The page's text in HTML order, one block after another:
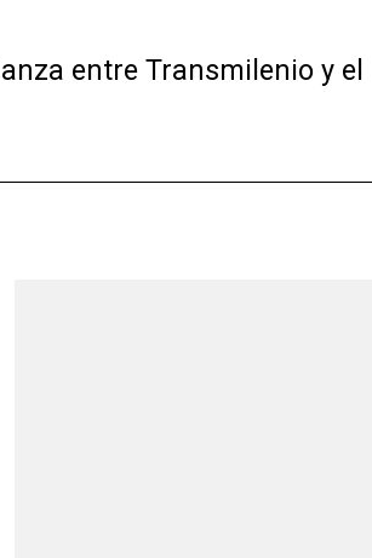
entre Transmilenio y el